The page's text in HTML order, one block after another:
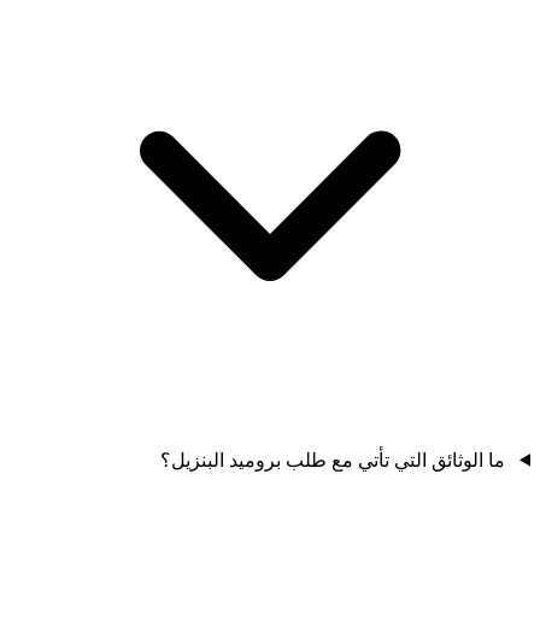
ما الوثائق التي تأتي مع طلب بروميد البنزيل؟